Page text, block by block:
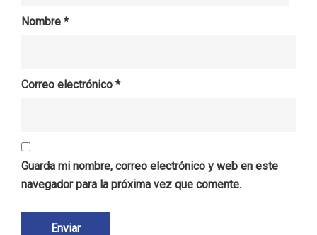
Nombre *
Correo electrónico *
Guarda mi nombre, correo electrónico y web en este
navegador para la próxima vez que comente.